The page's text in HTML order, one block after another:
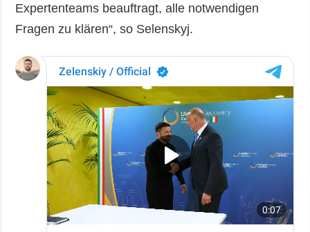
Expertenteams beauftragt, alle notwendigen
Fragen zu klären“, so Selenskyj.